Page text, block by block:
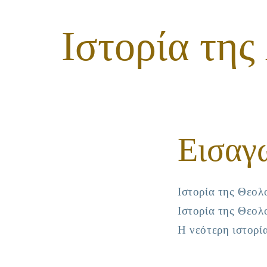
Ιστορία
Ιστορία της
Ιστορία της
Η νεότερη